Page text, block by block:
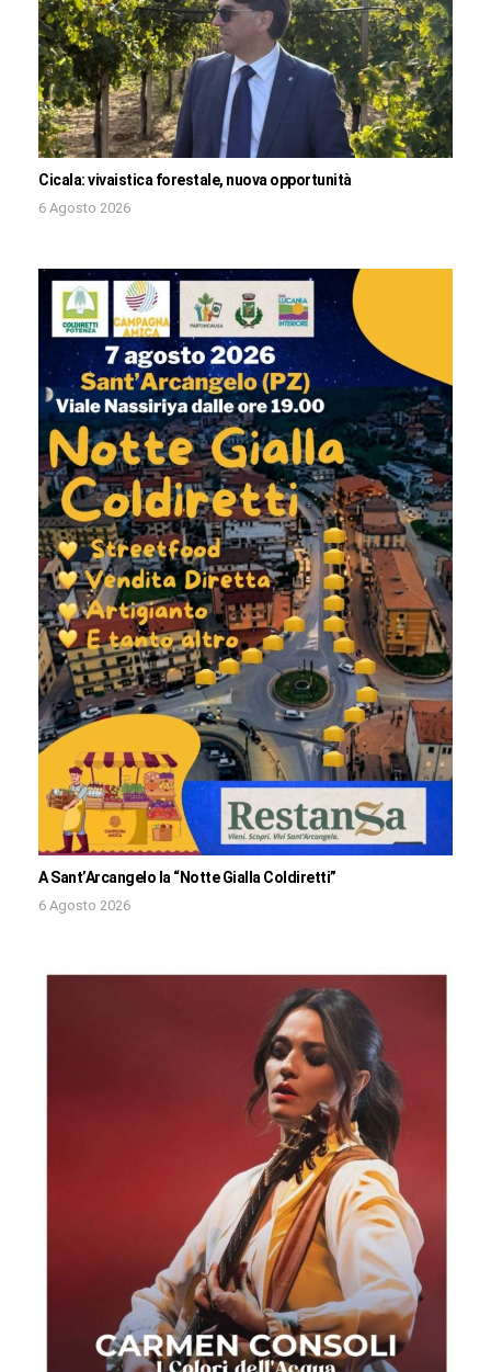
Cicala: vivaistica forestale, nuova opportunità
6 Agosto 2026
A Sant’Arcangelo la “Notte Gialla Coldiretti”
6 Agosto 2026